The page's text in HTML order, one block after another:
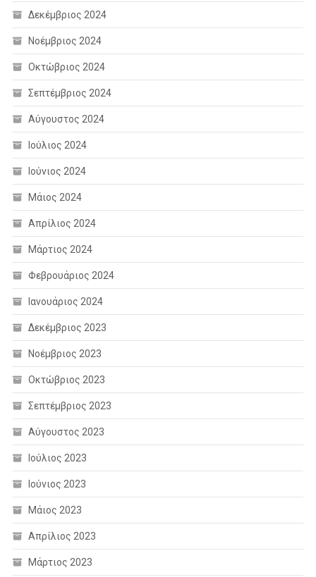
Δεκέμβριος 2024
Νοέμβριος 2024
Οκτώβριος 2024
Σεπτέμβριος 2024
Αύγουστος 2024
Ιούλιος 2024
Ιούνιος 2024
Μάιος 2024
Απρίλιος 2024
Μάρτιος 2024
Φεβρουάριος 2024
Ιανουάριος 2024
Δεκέμβριος 2023
Νοέμβριος 2023
Οκτώβριος 2023
Σεπτέμβριος 2023
Αύγουστος 2023
Ιούλιος 2023
Ιούνιος 2023
Μάιος 2023
Απρίλιος 2023
Μάρτιος 2023